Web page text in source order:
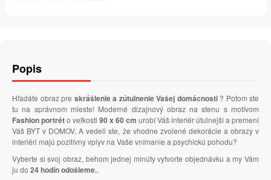
Popis
Hľadáte obraz pre skrášlenie a zútulnenie Vašej domácnosti ? Potom ste
tu na správnom mieste! Moderné dizajnový obraz na stenu s motívom
Fashion portréto veľkosti 90 x 60 cm urobí Váš interiér útulnejší a premení
Váš BYT v DOMOV. A vedeli ste, že vhodne zvolené dekorácie a obrazy v
interiéri majú pozitívny vplyv na Vaše vnímanie a psychickú pohodu?
Vyberte si svoj obraz, behom jednej minúty vytvorte objednávku a my Vám
ju do 24 hodín odošleme..